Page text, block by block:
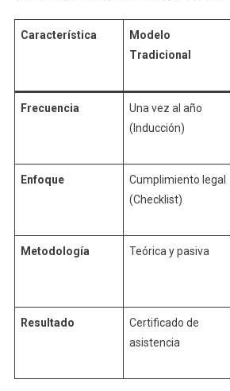
Característica
Modelo
Tradicional
Frecuencia
Una vez al año
(Inducción)
Enfoque
Cumplimiento legal
(Checklist)
Metodología Teórica y pasiva
Resultado
Certificado de
asistencia